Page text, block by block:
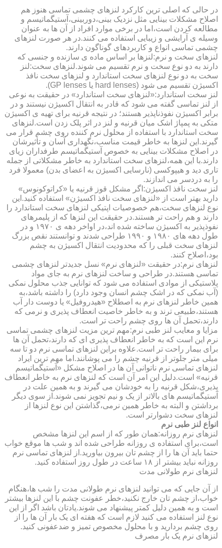
در حالی که اصلی ترین کارکرد لنزهای چشمی تماسی هنوز هم
اصلاح مشکلات بینایی مثل نزدیک بینی،دوربینی،آستیگماتیسم و
مطالعه کردن است،اما در برخی موارد افراد از آن ها به عنوان
وسیله ی آرایشی و زیبایی استفاده می کنند.در هر صورت لنزهای
چشمی تماسی انواع و کاربردهای گوناگون دارند.
لنزهای سخت و نرم:لنزها بر اساس ماده ی سازنده و جنسی که
دارند به دو نوع سخت و نرم تقسیم می شوند.لنزهای سخت:لنز
سخت به دو نوع لنزهای سخت استاندارد و لنزهای سخت نافذ
اکسیژن تقسیم می شود (hard lenses یا GP lenses).
لنز سخت استاندارد:«لنزهای سخت استاندارد» در حقیقت به نوعی
از لنز تماسی گفته می شود که قادر به انتقال اکسیژن نیستند و در
برابر اکسیژن نفوذناپذیر هستند؛ در نتیجه قرنیه برای تهیه ی اکسیژن
متکی به پمپاژ اشک میان قرنیه و لنز در اثر پلک زدن است.لنزهای
سخت استاندارد با استفاده از محلول نرم کننده روی چشم قرار می
گیرند.این لنزها به خاطر قیمت مناسب،نگهداری آسان و تأثیرشان
در اصلاح مشکلات بینایی به خصوص آستیگماتیسم طرفداران زیای
دارند.با این همه،لنزهای سخت استاندارد به خاطر مشکلاتی از جمله
تاری دید و هیپوکسی (نارسایی اکسیژن به اعضای بدن) معمولا فرد
را به دردسر می اندازند.
لنز سخت نافذ اکسیژن:اگر مشکل قوز قرنیه یا «کراتوکونوس»
دارید بهتر است از «لنزهای سخت نافذ اکسیژن» استفاده کنید.این
نوع لنزهای سخت،هم خصوصیات اپتیکی لنزهای سخت استاندارد را
دارند و هم راحت تر هستند.در حقیقت این لنزها که از پلیمرهای
نفوذپذیر به اکسیژن ساخته شده اند،در اواخر دهه ی ۱۹۷۰ و در
طول دهه های ۱۹۸۰ و ۱۹۹۰ طراحی شدند و توانستند نقص بزرگ
لنزهای سخت قبلی را که محدودیت انتقال اکسیژن به چشم
بود،اصلاح کنند.
لنزهای نرم:در حقیقت «لنزهای نرم» نسل جدیدتر لنزهای چشمی
تماسی هستند.در طراحی و ساخت لنزهای نرم به جای مواد
پلاستیکی از موادی استفاده می شود که توانایی جذب محلول نمکی
(آب نمکی که در اشک چشم انسان وجود دارد) را داشته باشد،به
همین خاطر لنزهای نرم به اصطلاح «هیدروفیل» یا دوست دار آب
هستند،طبیعی ترند و به خاطر خاصیت انعطاف پذیری و نرمی که
دارند،تحمل آن ها روی چشم راحت تر است.
مزایا و معایب لنز طبی نرم:مهم ترین مزیت لنزهای چشمی تماسی
نرم این است که به خاطر انعطاف پذیری ای که دارند،تحمل آن ها
برای بیمار راحت تر است.علاوه براین لنزهای تماسی نرم دو تا سه
میلی متر جلوتر از قرنیه چشم را می پوشانند.اما مهم ترین ایراد
لنزهای تماسی نرم ناتوانی آن ها در اصلاح مشکل «آستیگماتیسم
قرنیه» است.دلیل این امر آن است که لنزهای نرم به خاطر انعطاف
پذیری،شکل قرنیه را به خودشان می گیرند و به همین علت در
آستیگماتیسم های بالاتر از یک و نیم تجویز نمی شوند.از سوی دیگر
برداشتن و البته به خاطر همین نرمی،گذاشتن این نوع لنزها از
لنزهای سخت دشوارتر است.
انواع لنز طبی نرم
لنزهای نرم روزانه:همان طور که از اسم این لنزها مشخص
است،برای استفاده ی روزانه طراحی شده اند و شب ها موقع خواب
حتما باید آن ها را از چشم تان بیرون بیاورید.از لنزهای تماسی نرم
روزانه نباید بیشتر از ۱۸ ساعت در طول روز استفاده کنید.
لنزهای نرم طولانی مدت
از آن جایی که می توانید لنزهای نرم طولانی مدت را شب ها،هنگام
خواب،از چشم تان خارج نکنید،خطر عفونت چشم با این لنزها بیشتر
است و به همین دلیل کمتر پیشنهاد می شوند.یادتان باشد اگر از این
نوع لنز استفاده می کنید لازم است که هفته ای یک بار آن ها را از
روی چشم بردارید و با محلول مخصوص تمیز و ضدعفونی کنید.
لنزهای نرم یک بار مصرف